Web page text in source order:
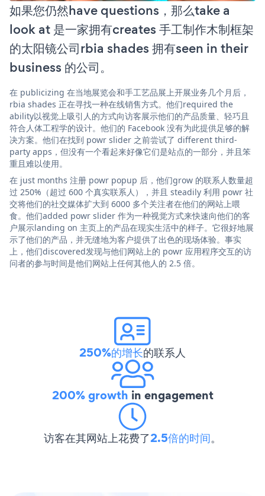
如果您仍然have questions，那么take a
look at 是一家拥有creates 手工制作木制框架
的太阳镜公司rbia shades 拥有seen in their
business 的公司。
在 publicizing 在当地展览会和手工艺品展上开展业务几个月后，
rbia shades 正在寻找一种在线销售方式。他们required the
ability以视觉上吸引人的方式向访客展示他们的产品质量、轻巧且
符合人体工程学的设计。他们的 Facebook 没有为此提供足够的解
决方案。他们在找到 powr slider 之前尝试了 different third-
party apps，但没有一个看起来好像它们是站点的一部分，并且笨
重且难以使用。
在 just months 注册 powr popup 后，他们grow 的联系人数量超
过 250%（超过 600 个真实联系人），并且 steadily 利用 powr 社
交将他们的社交媒体扩大到 6000 多个关注者在他们的网站上喂
食。他们added powr slider 作为一种视觉方式来快速向他们的客
户展示landing on 主页上的产品在现实生活中的样子。它很好地展
示了他们的产品，并无缝地为客户提供了出色的现场体验。事实
上，他们discovered发现与他们网站上的 powr 应用程序交互的访
问者的参与时间是他们网站上任何其他人的 2.5 倍。
250%的增长的联系人
200% growth in engagement
访客在其网站上花费了2.5倍的时间。